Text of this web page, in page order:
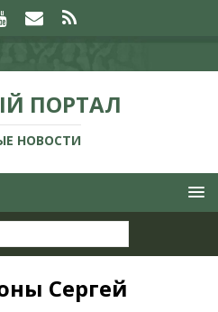
ПОРТАЛ
НОВОСТИ
Сергей